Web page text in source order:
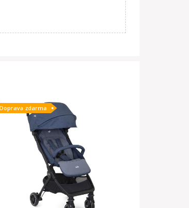
Doprava zdarma